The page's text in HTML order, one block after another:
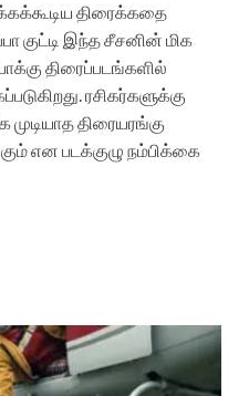
திரைக்கதை
குட்டி இந்த சீசனின் மிக
திரைப்படங்களில்
ரசிகர்களுக்கு
திரையரங்கு
என படக்குழு நம்பிக்கை